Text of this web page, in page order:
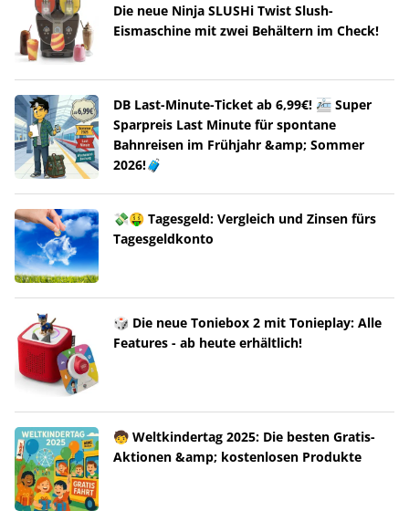
Die neue Ninja SLUSHi Twist Slush-
Eismaschine mit zwei Behältern im Check!
DB Last-Minute-Ticket ab 6,99€! 🚈 Super
Sparpreis Last Minute für spontane
Bahnreisen im Frühjahr &amp; Sommer
2026!🧳
💸🤑 Tagesgeld: Vergleich und Zinsen fürs
Tagesgeldkonto
🎲 Die neue Toniebox 2 mit Tonieplay: Alle
Features - ab heute erhältlich!
🧒 Weltkindertag 2025: Die besten Gratis-
Aktionen &amp; kostenlosen Produkte